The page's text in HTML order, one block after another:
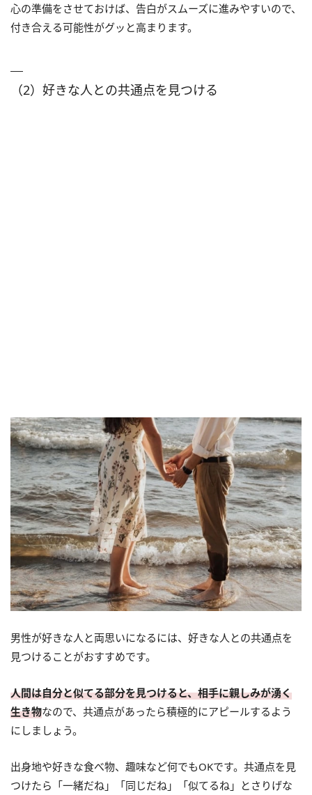
心の準備をさせておけば、告白がスムーズに進みやすいので、
付き合える可能性がグッと高まります。
（2）好きな人との共通点を見つける
男性が好きな人と両思いになるには、好きな人との共通点を
見つけることがおすすめです。
人間は自分と似てる部分を見つけると、相手に親しみが湧く
生き物なので、共通点があったら積極的にアピールするよう
にしましょう。
出身地や好きな食べ物、趣味など何でもOKです。共通点を見
つけたら「一緒だね」「同じだね」「似てるね」とさりげな